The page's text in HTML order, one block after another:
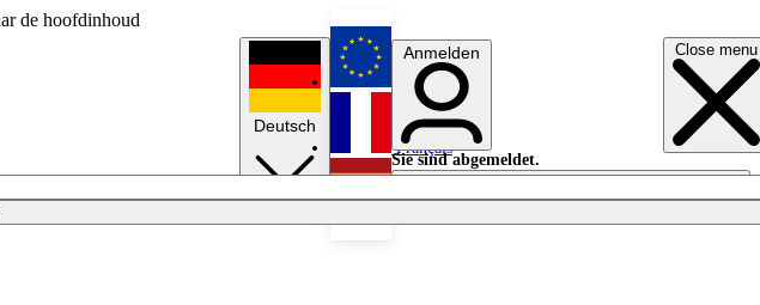
de hoofdinhoud
Close menu
Deutsch
English
Français
Anmelden
Sie sind abgemeldet.
Anmelden
Licht aus